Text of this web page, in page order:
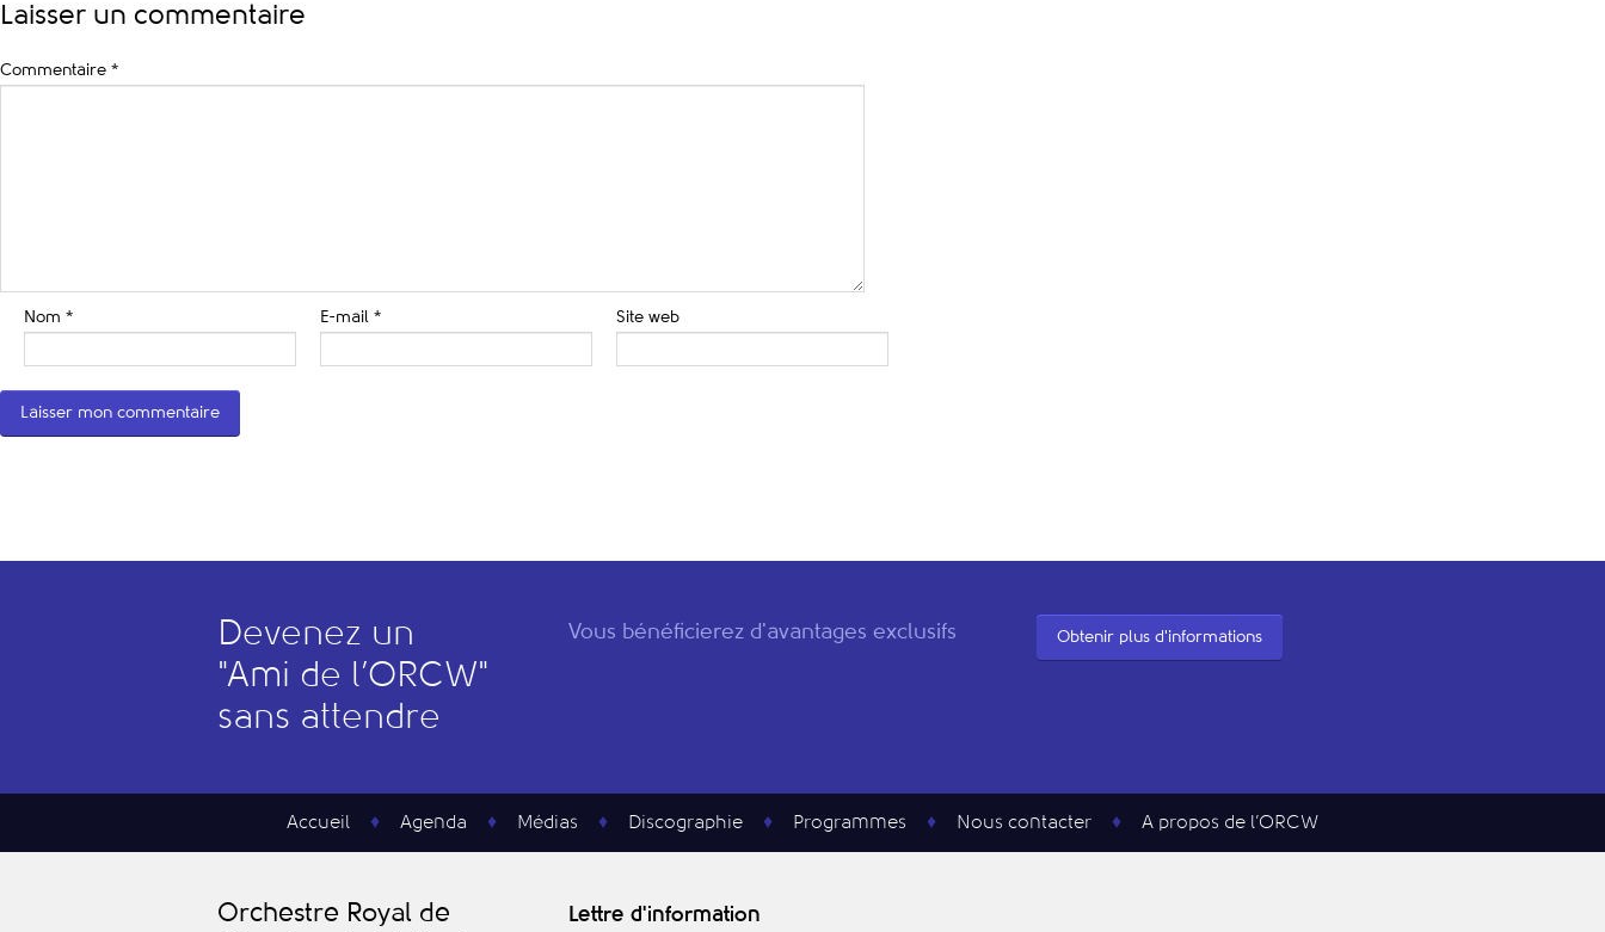
Laisser un commentaire
Commentaire *
Nom * E-mail * Site web
Devenez un
"Ami de l’ORCW"
sans attendre
Vous bénéficierez d'avantages exclusifs Obtenir plus d'informations
Accueil Agenda Médias Discographie Programmes Nous contacter A propos de l’ORCW
Orchestre Royal de
Lettre d'information